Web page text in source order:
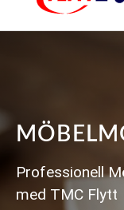
Professionell
med TMC Flytt